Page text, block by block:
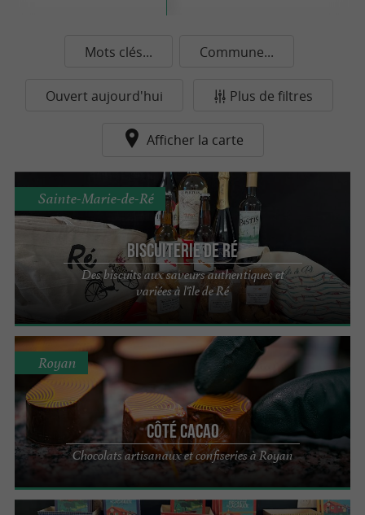
Mots clés... Commune...
Ouvert aujourd'hui Plus de filtres
Afficher la carte
Biscuiterie de Ré
Des biscuits aux saveurs authentiques et
variées à l'île de Ré
Sainte-Marie-de-Ré
Côté Cacao
Chocolats artisanaux et confiseries à Royan
Royan